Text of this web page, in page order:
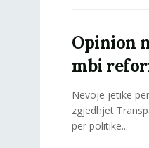
Opinion
mbi
Nevojë jetike
zgjedhjet
për politikë...